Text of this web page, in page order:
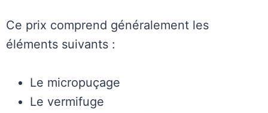
Ce prix comprend généralement les
éléments suivants :
Le micropuçage
Le vermifuge